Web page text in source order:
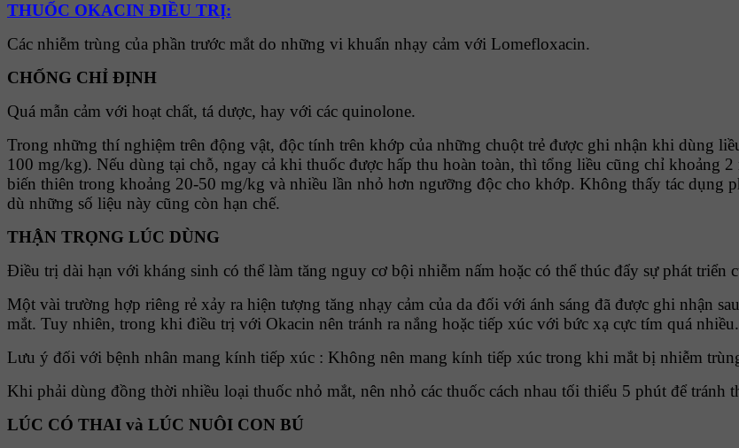
THUỐC OKACIN ĐIỀU TRỊ:
Các nhiễm trùng của phần trước mắt do những vi khuẩn nhạy cảm với Lomefloxacin.
CHỐNG CHỈ ĐỊNH
Quá mẫn cảm với hoạt chất, tá dược, hay với các quinolone.
Trong những thí nghiệm trên động vật, độc tính trên khớp của những chuột trẻ được ghi nhận khi dùng
100 mg/kg). Nếu dùng tại chỗ, ngay cả khi thuốc được hấp thu hoàn toàn, thì tổng liều cũng chỉ khoảng
biến thiên trong khoảng 20-50 mg/kg và nhiều lần nhỏ hơn ngưỡng độc cho khớp. Không thấy tác dụng
dù những số liệu này cũng còn hạn chế.
THẬN TRỌNG LÚC DÙNG
Điều trị dài hạn với kháng sinh có thể làm tăng nguy cơ bội nhiễm nấm hoặc có thể thúc đẩy sự phát triển
Một vài trường hợp riêng rẻ xảy ra hiện tượng tăng nhạy cảm của da đối với ánh sáng đã được ghi nhận
mắt. Tuy nhiên, trong khi điều trị với Okacin nên tránh ra nắng hoặc tiếp xúc với bức xạ cực tím quá nhiều.
Lưu ý đối với bệnh nhân mang kính tiếp xúc : Không nên mang kính tiếp xúc trong khi mắt bị nhiễm
Khi phải dùng đồng thời nhiều loại thuốc nhỏ mắt, nên nhỏ các thuốc cách nhau tối thiểu 5 phút để tránh
LÚC CÓ THAI và LÚC NUÔI CON BÚ